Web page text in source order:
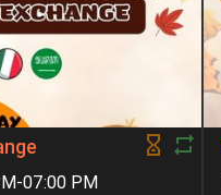
07:00 PM